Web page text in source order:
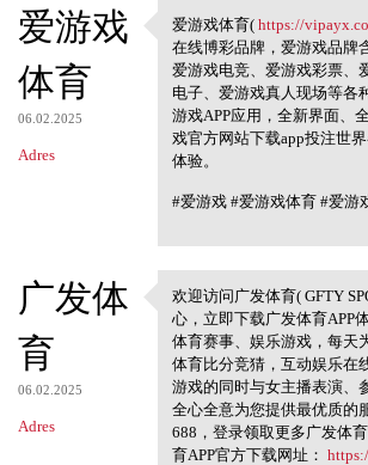
爱游戏
体育
06.02.2025
Adres
爱游戏体育( https://
爱游戏体育( https://
在线博彩品牌，爱游戏品牌
爱游戏电竞、爱游戏彩票、
电子、爱游戏真人现场等各
游戏APP应用，全新界面、
戏官方网站下载app投注世
体验。
#爱游戏 #爱游戏体育 #爱游
广发体
育
06.02.2025
Adres
欢迎访问广发体育(
官方下载中心
欢迎访问广发体育( GFTY
心，立即下载广发体育APP
体育赛事、娱乐游戏，每天
体育比分竞猜，互动娱乐在
游戏的同时与女主播表演、
全心全意为您提供最优质的
688，登录领取更多广发体
育APP官方下载网址：